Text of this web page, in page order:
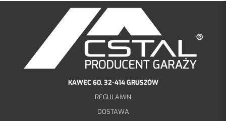
KAWEC 60, 32-414 GRUSZÓW
REGULAMIN
DOSTAWA